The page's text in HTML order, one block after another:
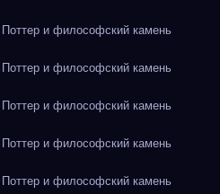
и философский камень
и философский камень
и философский камень
и философский камень
и философский камень